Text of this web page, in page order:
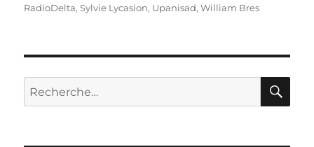
RadioDelta,Sylvie Lycasion, Upanisad,William Bres
Recherche
pour :